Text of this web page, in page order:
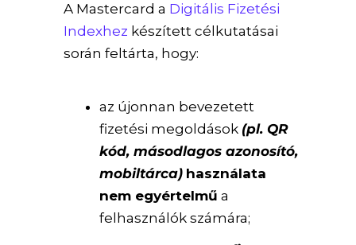
A Mastercard a Digitális Fizetési
Indexhez készített célkutatásai
során feltárta, hogy:
az újonnan bevezetett
fizetési megoldások (pl. QR
kód, másodlagos azonosító,
mobiltárca) használata
nem egyértelmű a
felhasználók számára;